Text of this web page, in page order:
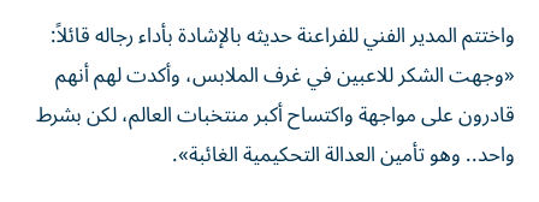
واختتم المدير الفني للفراعنة حديثه بالإشادة بأداء رجاله قائلاً:
«وجهت الشكر للاعبين في غرف الملابس، وأكدت لهم أنهم
قادرون على مواجهة واكتساح أكبر منتخبات العالم، لكن بشرط
واحد.. وهو تأمين العدالة التحكيمية الغائبة».